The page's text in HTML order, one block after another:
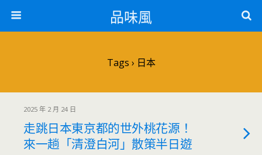
品味風
Tags › 日本
2025 年 2 月 24 日
走跳日本東京都的世外桃花源！
來一趟「清澄白河」散策半日遊